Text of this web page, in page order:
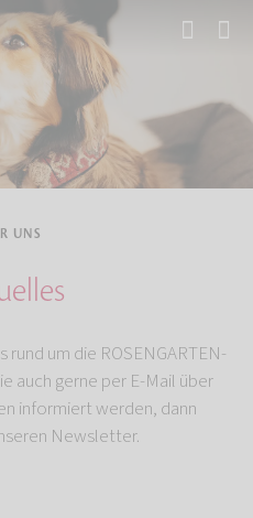
UNS
um die ROSENGARTEN-
auch gerne per E-Mail über
informiert werden, dann
Newsletter.